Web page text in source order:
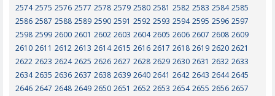
2574 2575 2576 2577 2578 2579 2580 2581 2582 2583 2584 2585
2586 2587 2588 2589 2590 2591 2592 2593 2594 2595 2596 2597
2598 2599 2600 2601 2602 2603 2604 2605 2606 2607 2608 2609
2610 2611 2612 2613 2614 2615 2616 2617 2618 2619 2620 2621
2622 2623 2624 2625 2626 2627 2628 2629 2630 2631 2632 2633
2634 2635 2636 2637 2638 2639 2640 2641 2642 2643 2644 2645
2646 2647 2648 2649 2650 2651 2652 2653 2654 2655 2656 2657